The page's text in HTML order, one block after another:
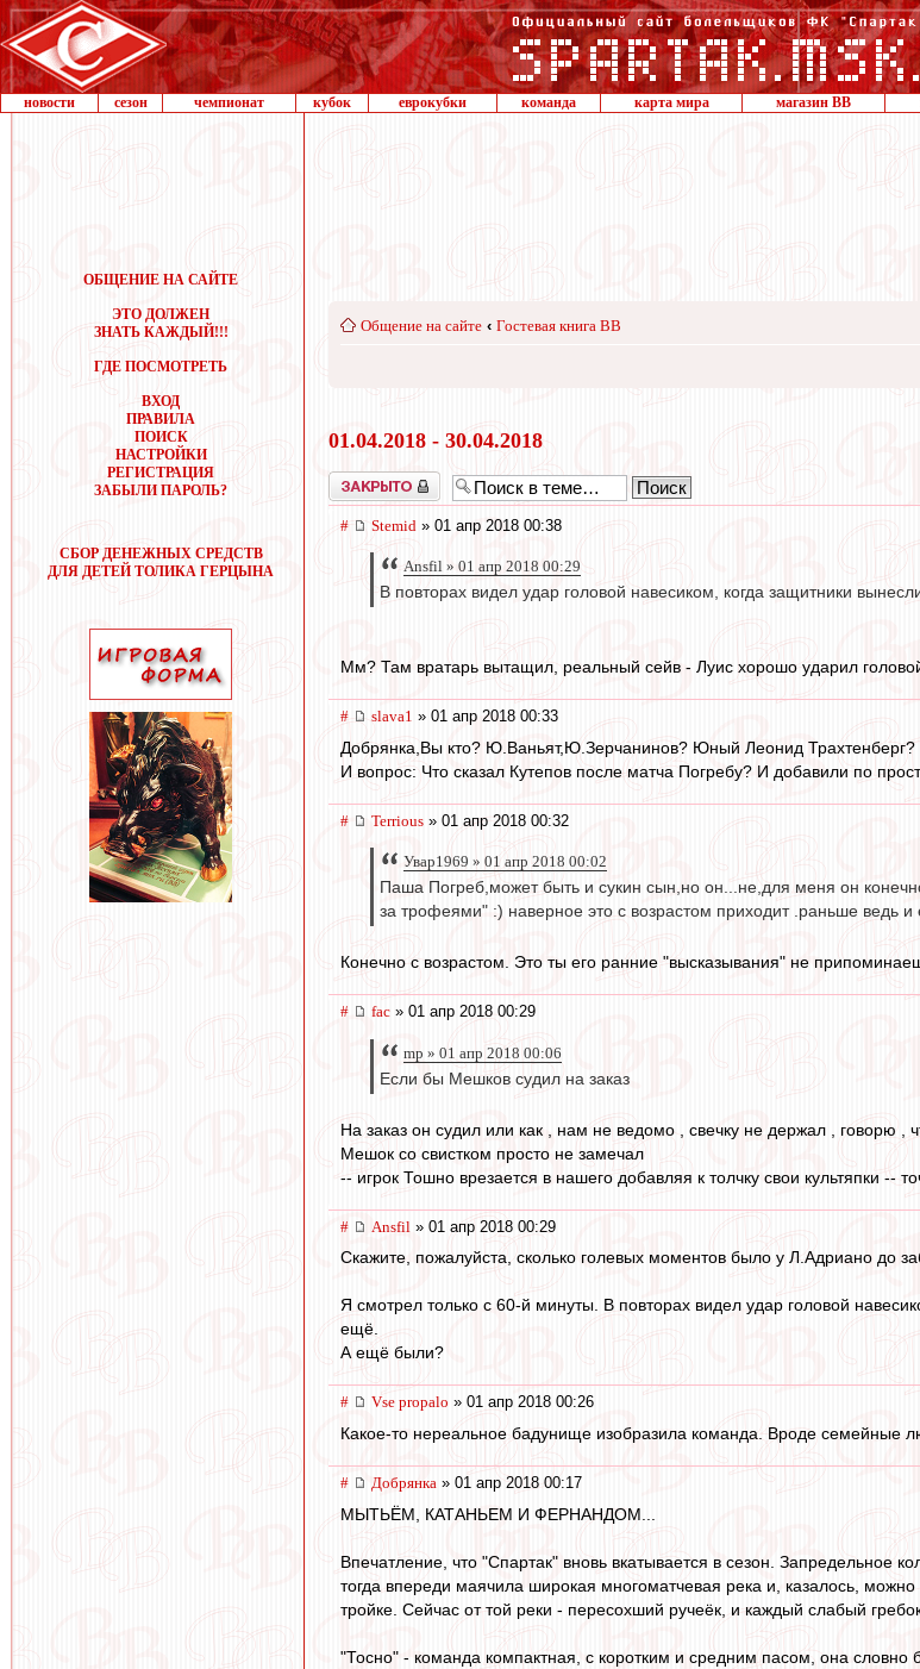
новости сезон чемпионат кубок еврокубки команда карта мира магазин ВВ
ОБЩЕНИЕ НА САЙТЕ
ЭТО ДОЛЖЕН
ЗНАТЬ КАЖДЫЙ!!!
ГДЕ ПОСМОТРЕТЬ
ВХОД
ПРАВИЛА
ПОИСК
НАСТРОЙКИ
РЕГИСТРАЦИЯ
ЗАБЫЛИ ПАРОЛЬ?
СБОР ДЕНЕЖНЫХ СРЕДСТВ
ДЛЯ ДЕТЕЙ ТОЛИКА ГЕРЦЫНА
Общение на сайте ‹ Гостевая книга ВВ
01.04.2018 - 30.04.2018
Закрыто
# Stemid » 01 апр 2018 00:38
Ansfil » 01 апр 2018 00:29
В повторах видел удар головой навесиком, когда защитники
Мм? Там вратарь вытащил, реальный сейв - Луис хорошо ударил
# slava1 » 01 апр 2018 00:33
Добрянка,Вы кто? Ю.Ваньят,Ю.Зерчанинов? Юный Леонид Трахтенберг?
И вопрос: Что сказал Кутепов после матча Погребу? И добавили по
# Terrious » 01 апр 2018 00:32
Увар1969 » 01 апр 2018 00:02
Паша Погреб,может быть и сукин сын,но он...не,для меня он
за трофеями" :) наверное это с возрастом приходит .раньше ведь
Конечно с возрастом. Это ты его ранние "высказывания" не
# fac » 01 апр 2018 00:29
mp » 01 апр 2018 00:06
Если бы Мешков судил на заказ
На заказ он судил или как , нам не ведомо , свечку не держал , говорю ,
Мешок со свистком просто не замечал
-- игрок Тошно врезается в нашего добавляя к толчку свои культяпки
# Ansfil » 01 апр 2018 00:29
Скажите, пожалуйста, сколько голевых моментов было у Л.Адриано до
Я смотрел только с 60-й минуты. В повторах видел удар головой
ещё.
А ещё были?
# Vse propalo » 01 апр 2018 00:26
Какое-то нереальное бадунище изобразила команда. Вроде семейные
# Добрянка » 01 апр 2018 00:17
МЫТЬЁМ, КАТАНЬЕМ И ФЕРНАНДОМ...
Впечатление, что "Спартак" вновь вкатывается в сезон. Запредельное
тогда впереди маячила широкая многоматчевая река и, казалось,
тройке. Сейчас от той реки - пересохший ручеёк, и каждый слабый
"Тосно" - команда компактная, с коротким и средним пасом, она